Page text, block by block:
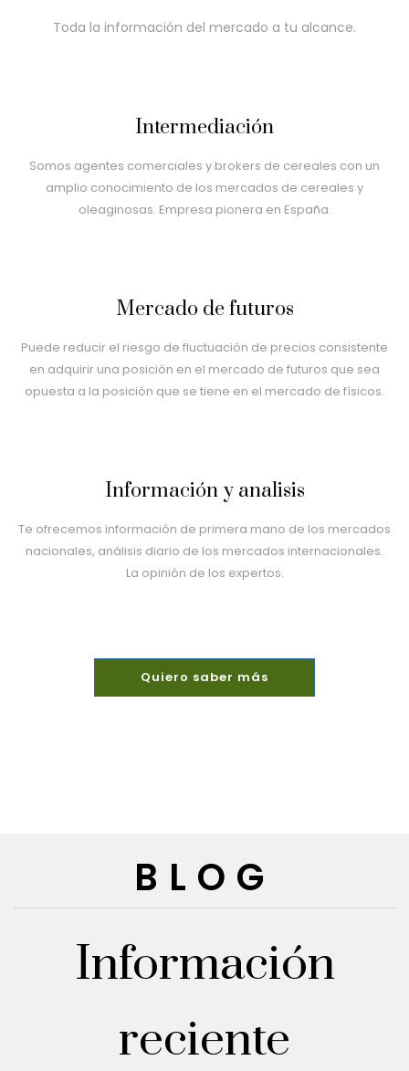
Toda la información del mercado a tu alcance.
Intermediación
Somos agentes comerciales y brokers de cereales con un
amplio conocimiento de los mercados de cereales y
oleaginosas. Empresa pionera en España.
Mercado de futuros
Puede reducir el riesgo de fluctuación de precios consistente
en adquirir una posición en el mercado de futuros que sea
opuesta a la posición que se tiene en el mercado de físicos.
Información y analisis
Te ofrecemos información de primera mano de los mercados
nacionales, análisis diario de los mercados internacionales.
La opinión de los expertos.
Quiero saber más
BLOG
Información
reciente